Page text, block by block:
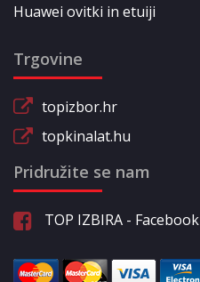
Huawei ovitki in etuiji
Trgovine
topizbor.hr
topkinalat.hu
Pridružite se nam
TOP IZBIRA - Facebook